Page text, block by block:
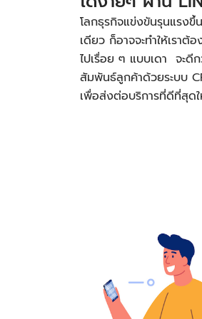
โลกธุรกิจแข่งขันรุนแรง
เดียว ก็อาจจะทำให้เรา
ไปเรื่อย ๆ แบบเดา จะดี
สัมพันธ์ลูกค้าด้วยระบบ
เพื่อส่งต่อบริการที่ดีที่สุดใ